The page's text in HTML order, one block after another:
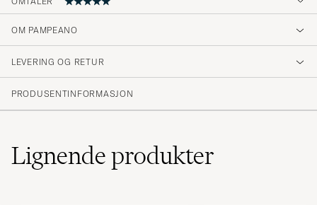
Kjempe fornøyd. Raskere levert skal man lete
lenge etter .
OM PAMPEANO
LEVERING OG RETUR
PRODUSENTINFORMASJON
Lignendeprodukter